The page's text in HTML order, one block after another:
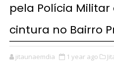
pela Polícia
cintura no Bairro
jitaunaemdia 1 year ago